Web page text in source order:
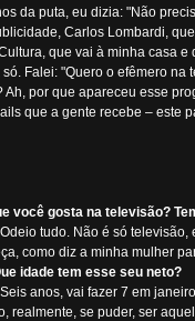
da puta, eu dizia: "Não
Carlos Lombardi,
que vai à minha casa
Falei: "Quero o efêmero
Ah, por que apareceu esse
que a gente recebe – este
você gosta na televisão?
tudo. Não é só televisão,
como diz a minha mulher
idade tem esse seu neto?
anos, vai fazer 7 em
realmente, se puder, ser